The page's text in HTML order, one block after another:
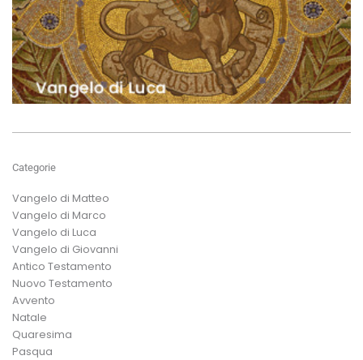
Categorie
Vangelo di Matteo
Vangelo di Marco
Vangelo di Luca
Vangelo di Giovanni
Antico Testamento
Nuovo Testamento
Avvento
Natale
Quaresima
Pasqua